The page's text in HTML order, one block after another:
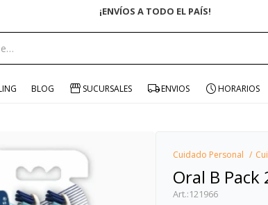
ENVÍO GRATIS EN COMPRAS +$1500 CON CUPÓN
BLOG SUCURSALES ENVIOS HORARIOS
Cuidado Personal
Oral B Pack
121966